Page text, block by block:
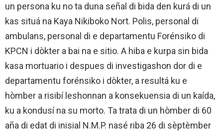
un persona ku no ta duna señal di bida den kurá di un
kas situá na Kaya Nikiboko Nort. Polis, personal di
ambulans, personal di e departamentu Forénsiko di
KPCN i dòkter a bai na e sitio. A hiba e kurpa sin bida
kasa mortuario i despues di investigashon dor di e
departamentu forénsiko i dòkter, a resultá ku e
hòmber a risibí leshonnan a konsekuensia di un kaída,
ku a kondusí na su morto. Ta trata di un hòmber di 60
aña di edat di inisial N.M.P. nasé riba 26 di sèptèmber